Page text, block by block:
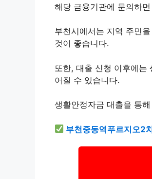
해당 금융기관에 문의하
부천시에서는 지역 주민
것이 좋습니다.
또한, 대출 신청 이후에는
어질 수 있습니다.
생활안정자금 대출을 통
부천중동역푸르지오2